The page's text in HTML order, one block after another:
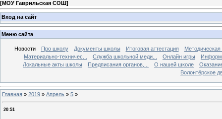
[МОУ Гаврильская СОШ]
Вход на сайт
Меню сайта
Новости Про школу Документы школы Итоговая аттестация
Методическая
Материально-техничес...
Служба школьной меди... Онлайн игры
Локальные акты школы
Предписания органов,... О нашей школе
Волонтёрское
Главная » 2019 » Апрель » 5 »
20:51